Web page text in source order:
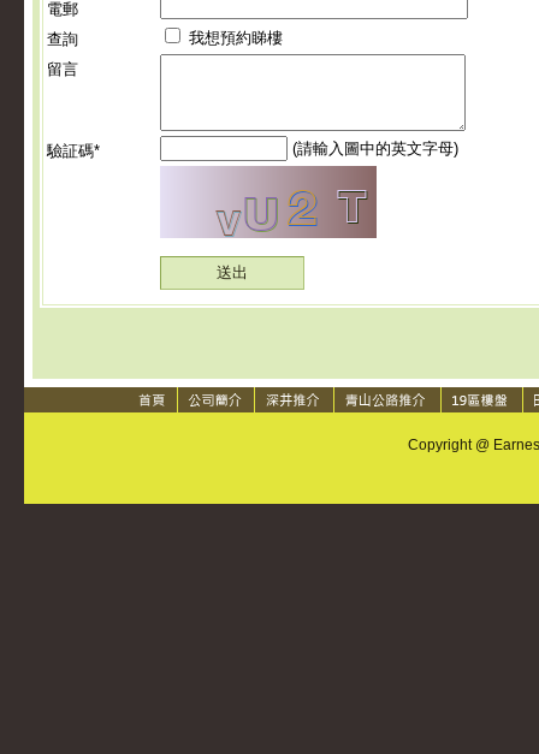
電郵
查詢
我想預約睇樓
留言
驗証碼* (請輸入圖中的英文字母)
Copyright @